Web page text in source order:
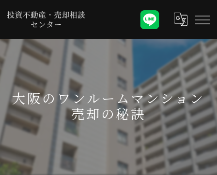
大阪のワンルームマンション
売却の秘訣